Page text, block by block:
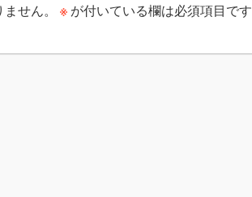
せん。 ※ が付いている欄は必須項目です